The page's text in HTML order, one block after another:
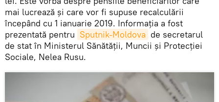
mai lucrează și care vor fi supuse recalculării
începând cu 1 ianuarie 2019. Informația a fost
prezentată pentru Sputnik-Moldova de secretarul
de stat în Ministerul Sănătății, Muncii și Protecției
Sociale, Nelea Rusu.